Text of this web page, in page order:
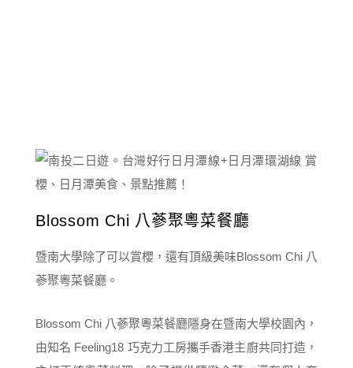
Blossom Chi 八蔘聚粵菜餐廳
暨南大學除了可以賞櫻，還有頂級美味Blossom Chi 八
蔘聚粵菜餐廳。
Blossom Chi 八蔘聚粵菜餐廳隱身在暨南大學校園內，
由知名 Feeling18 巧克力工房攜手香港主廚共同打造，